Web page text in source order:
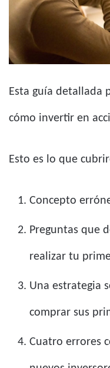
Esta guía detallada
cómo invertir en
Esto es lo que
Concepto
Preguntas que
realizar tu
Una estrategia
comprar sus
Cuatro errores